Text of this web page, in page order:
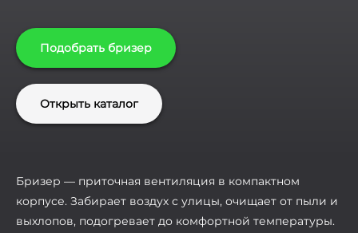
Подобрать бризер
Открыть каталог
Бризер — приточная вентиляция в компактном
корпусе. Забирает воздух с улицы, очищает от пыли и
выхлопов, подогревает до комфортной температуры.